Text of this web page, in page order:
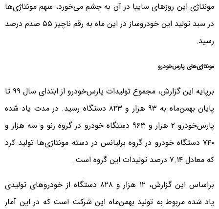
مونتاژی این روزهای سایپا در آن به چشم می‌خورد، سهم مونتاژی‌ها
در سبد تولید این خودروساز در این ماه به رقم ناچیز ۵۵ صدم درصد
رسید.
مونتاژی‌های پارس‌خودرو
برپایه این گزارش، مجموع تولیدات پارس‌خودرو از ابتدای سال ۹۹ تا
پایان بهمن‌ماه به ۹۳ هزار و ۸۴۳ دستگاه رسید. در مدت یاد شده
پارس‌خودرو ۲ هزار و ۹۶۳ دستگاه خودرو در گروه رنو و سه هزار و
۷۴۰ دستگاه خودرو در گروه برلیانس در دسته مونتاژی‌ها تولید کرد
که معادل ۷.۱۴ درصد تولیدات این گروه است.
براساس این گزارش، ۱۲ هزار و ۸۲۸ دستگاه از خودروهای تولیدی
یاد شده مربوط به تولید بهمن‌ماه این شرکت است که در این آمار